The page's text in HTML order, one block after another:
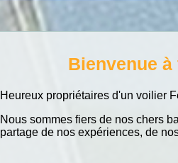
Bienvenue à
Heureux propriétaires d'un voilier
Nous sommes fiers de nos chers
partage de nos expériences, de